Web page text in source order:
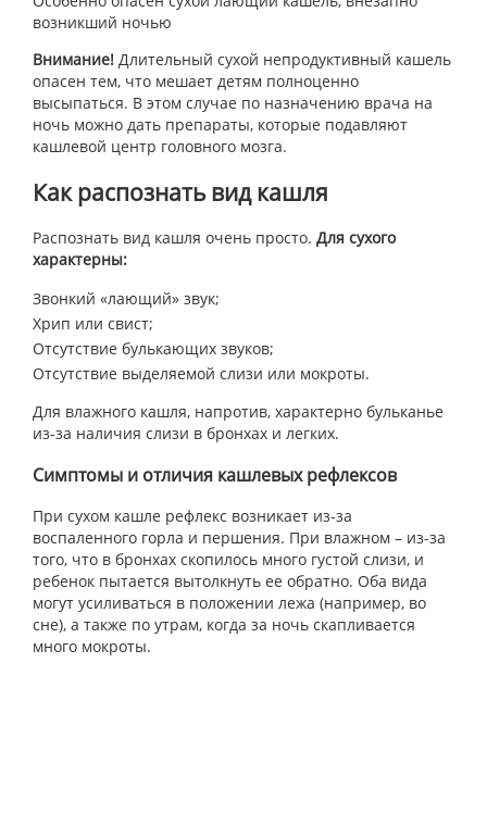
возникший ночью
Внимание! Длительный сухой непродуктивный кашель
опасен тем, что мешает детям полноценно
высыпаться. В этом случае по назначению врача на
ночь можно дать препараты, которые подавляют
кашлевой центр головного мозга.
Как распознать вид кашля
Распознать вид кашля очень просто. Для сухого
характерны:
Звонкий «лающий» звук;
Хрип или свист;
Отсутствие булькающих звуков;
Отсутствие выделяемой слизи или мокроты.
Для влажного кашля, напротив, характерно бульканье
из-за наличия слизи в бронхах и легких.
Симптомы и отличия кашлевых рефлексов
При сухом кашле рефлекс возникает из-за
воспаленного горла и першения. При влажном – из-за
того, что в бронхах скопилось много густой слизи, и
ребенок пытается вытолкнуть ее обратно. Оба вида
могут усиливаться в положении лежа (например, во
сне), а также по утрам, когда за ночь скапливается
много мокроты.